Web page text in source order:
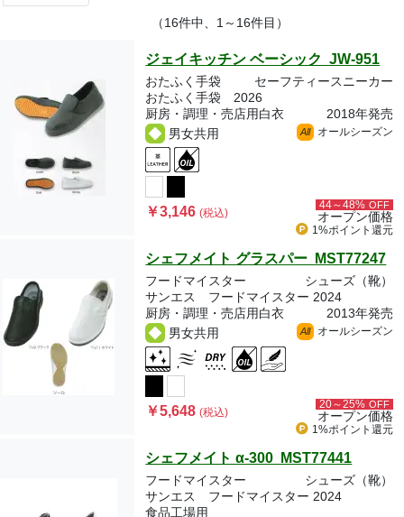
（16件中、1～16件目）
ジェイキッチン ベーシック JW-951
おたふく手袋
セーフティースニーカー
おたふく手袋 2026
厨房・調理・売店用白衣
2018年発売
男女共用
All オールシーズン
￥3,146(税込)
44～48% OFF
オープン価格
1%ポイント 還元
シェフメイト グラスパー MST77247
フードマイスター
シューズ（靴）
サンエス フードマイスター 2024
厨房・調理・売店用白衣
2013年発売
男女共用
All オールシーズン
￥5,648(税込)
20～25% OFF
オープン価格
1%ポイント 還元
シェフメイト α-300 MST77441
フードマイスター
シューズ（靴）
サンエス フードマイスター 2024
食品工場用